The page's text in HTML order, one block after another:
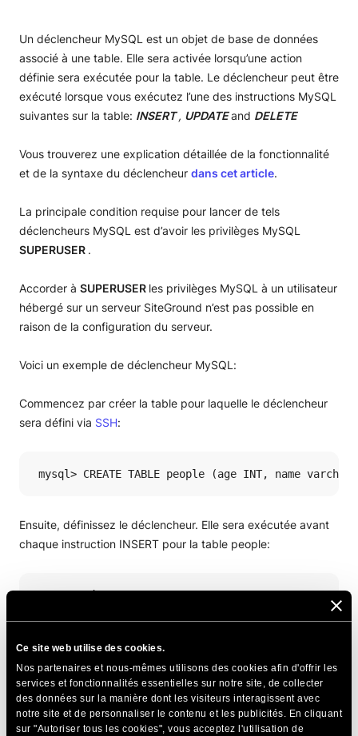
Ce site web utilise des cookies.
Nos partenaires et nous-mêmes utilisons des cookies afin d'offrir les
services et fonctionnalités essentielles sur notre site, de collecter
des données sur la manière dont les visiteurs interagissent avec
notre site et de personnaliser le contenu et les publicités. En cliquant
sur "Autoriser tous les cookies", vous acceptez l'utilisation de
Un déclencheur MySQL est un objet de base de données
associé à une table. Elle sera activée lorsqu’une action
définie sera exécutée pour la table. Le déclencheur peut être
exécuté lorsque vous exécutez l’une des instructions MySQL
suivantes sur la table: INSERT, UPDATEand DELETE
Vous trouverez une explication détaillée de la fonctionnalité
et de la syntaxe du déclencheur dans cet article.
La principale condition requise pour lancer de tels
déclencheurs MySQL est d’avoir les privilèges MySQL
SUPERUSER .
Accorder à SUPERUSER les privilèges MySQL à un utilisateur
hébergé sur un serveur SiteGround n’est pas possible en
raison de la configuration du serveur.
Voici un exemple de déclencheur MySQL:
Commencez par créer la table pour laquelle le déclencheur
sera défini via SSH:
mysql> CREATE TABLE people (age INT, name
Ensuite, définissez le déclencheur. Elle sera exécutée avant
chaque instruction INSERT pour la table people:
mysql> CRÉER UN DÉCLENCHEUR agecheck AVANT
Insérer deux enregistrements pour vérifier la fonctionnalité
du déclencheur.